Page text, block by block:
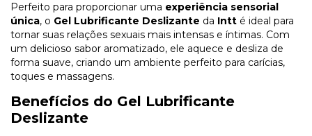
Perfeito para proporcionar uma experiência sensorial
única, o Gel Lubrificante Deslizante da Intt é ideal para
tornar suas relações sexuais mais intensas e íntimas. Com
um delicioso sabor aromatizado, ele aquece e desliza de
forma suave, criando um ambiente perfeito para carícias,
toques e massagens.
Benefícios do Gel Lubrificante
Deslizante